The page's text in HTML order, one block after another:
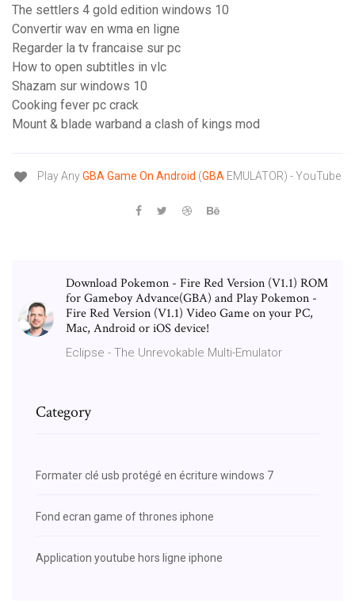
The settlers 4 gold edition windows 10
Convertir wav en wma en ligne
Regarder la tv francaise sur pc
How to open subtitles in vlc
Shazam sur windows 10
Cooking fever pc crack
Mount & blade warband a clash of kings mod
Play AnyGBAGame On Android (GBA EMULATOR) - YouTube
Download Pokemon - Fire Red Version (V1.1) ROM
for Gameboy Advance(GBA) and Play Pokemon -
Fire Red Version (V1.1) Video Game on your PC,
Mac, Android or iOS device!
Eclipse - The Unrevokable Multi-Emulator
Category
Formater clé usb protégé en écriture windows 7
Fond ecran game of thrones iphone
Application youtube hors ligne iphone